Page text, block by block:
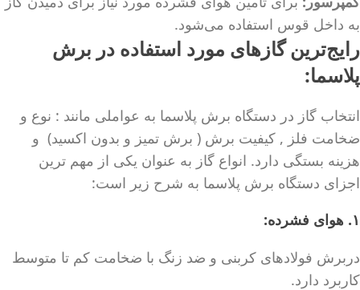
به داخل قوس استفاده می‌شود.
رایج‌ترین گازهای مورد استفاده در برش
پلاسما:
انتخاب گاز در دستگاه برش پلاسما به عواملی مانند : نوع و
ضخامت فلز , کیفیت برش ( برش تمیز و بدون اکسید) و
هزینه بستگی دارد. انواع گاز به عنوان یکی از مهم ترین
اجزای دستگاه برش پلاسما به شرح زیر است:
۱. هوای فشرده:
دربرش فولادهای کربنی و ضد زنگ با ضخامت کم تا متوسط
کاربرد دارد.